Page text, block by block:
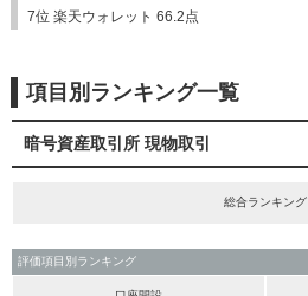
7位 楽天ウォレット 66.2点
項目別ランキング一覧
暗号資産取引所 現物取引
総合ランキング
評価項目別ランキング